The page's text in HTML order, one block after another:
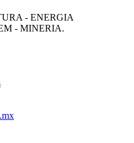
- ENERGIA
- MINERIA.